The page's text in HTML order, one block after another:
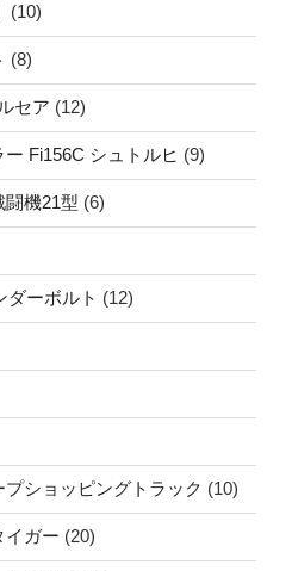
(10)
(8)
セア (12)
Fi156C シュトルヒ (9)
機21型 (6)
ーボルト (12)
ショッピングトラック (10)
ガー (20)